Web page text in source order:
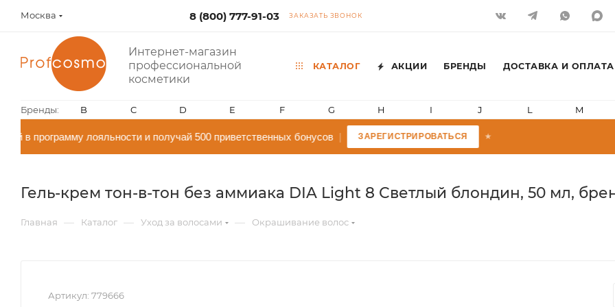
Москва 8 (800) 777-91-03 ЗАКАЗАТЬ ЗВОНОК
Интернет-магазин
профессиональной
косметики
КАТАЛОГ АКЦИИ БРЕНДЫ ДОСТАВКА И ОПЛАТА
Бренды: B C D E F G H I J L M
в программу лояльности и получай 500 приветственных бонусов| ЗАРЕГИСТРИРОВАТЬСЯ
Гель-крем тон-в-тон без аммиака DIA Light 8 Светлый блондин, 50 мл,
Главная — Каталог — Уход за волосами — Окрашивание волос
Артикул: 779666